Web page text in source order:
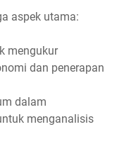
aspek utama:
mengukur
dan penerapan
dalam
menganalisis